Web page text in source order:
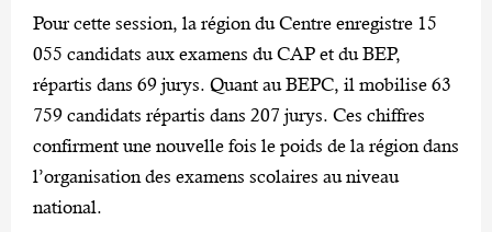
Pour cette session, la région du Centre enregistre 15
055 candidats aux examens du CAP et du BEP,
répartis dans 69 jurys. Quant au BEPC, il mobilise 63
759 candidats répartis dans 207 jurys. Ces chiffres
confirment une nouvelle fois le poids de la région dans
l’organisation des examens scolaires au niveau
national.